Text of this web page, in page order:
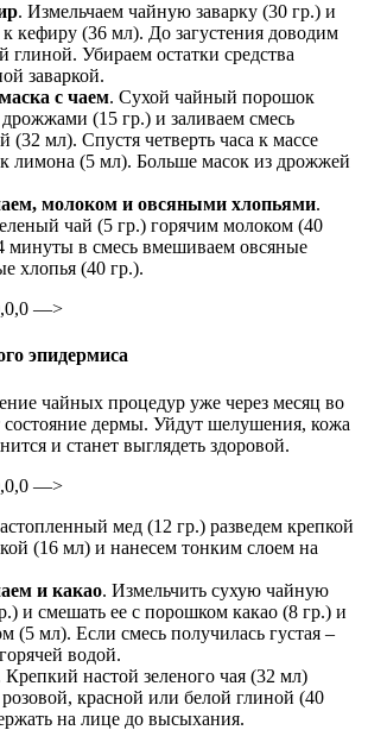
. Измельчаем чайную заварку (30 гр.) и
к кефиру (36 мл). До загустения доводим
глиной. Убираем остатки средства
заваркой.
с чаем. Сухой чайный порошок
(15 гр.) и заливаем смесь
(32 мл). Спустя четверть часа к массе
лимона (5 мл). Больше масок из дрожжей
молоком и овсяными хлопьями.
чай (5 гр.) горячим молоком (40
минуты в смесь вмешиваем овсяные
хлопья (40 гр.).
—>
эпидермиса
чайных процедур уже через месяц во
состояние дермы. Уйдут шелушения, кожа
и станет выглядеть здоровой.
—>
мед (12 гр.) разведем крепкой
(16 мл) и нанесем тонким слоем на
и какао. Измельчить сухую чайную
и смешать ее с порошком какао (8 гр.) и
(5 мл). Если смесь получилась густая –
водой.
Крепкий настой зеленого чая (32 мл)
красной или белой глиной (40
на лице до высыхания.